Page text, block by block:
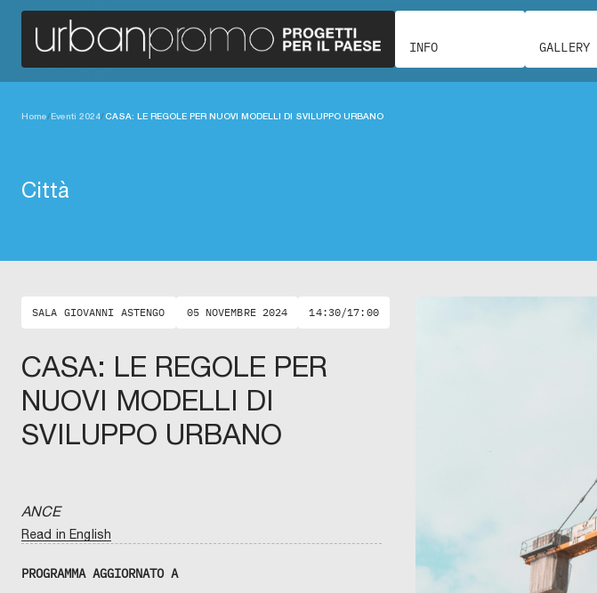
INFO GALLERY
Home/Eventi 2024/CASA: LE REGOLE PER NUOVI MODELLI DI SVILUPPO URBANO
Città
SALA GIOVANNI ASTENGO 05 NOVEMBRE 2024 14:30/17:00
CASA: LE REGOLE PER
NUOVI MODELLI DI
SVILUPPO URBANO
ANCE
Read in English
PROGRAMMA AGGIORNATO A